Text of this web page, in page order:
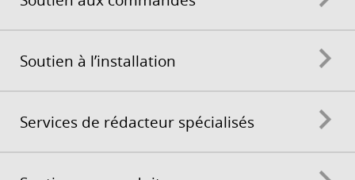
Soutien à l’installation
Services de rédacteur spécialisés